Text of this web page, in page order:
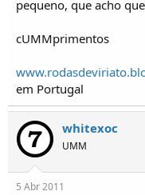
pequeno, que acho
cUMMprimentos
em Portugal
whitexoc
UMM
5 Abr 2011